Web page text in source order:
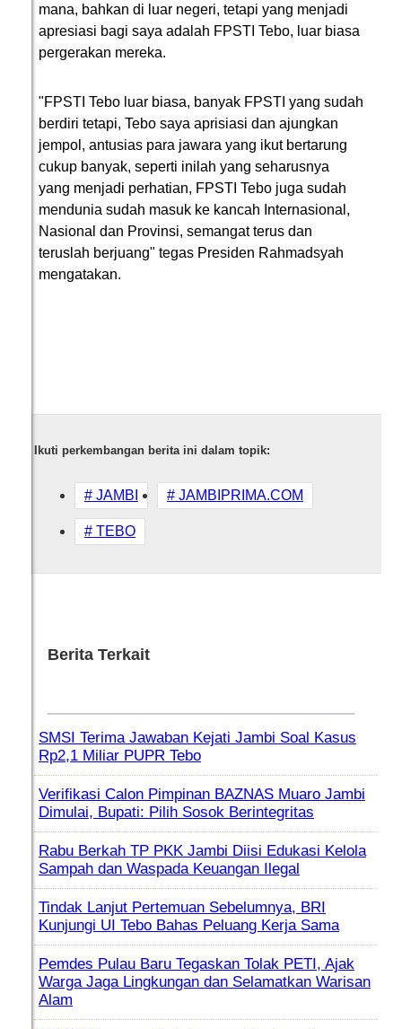
mana, bahkan di luar negeri, tetapi yang menjadi
apresiasi bagi saya adalah FPSTI Tebo, luar biasa
pergerakan mereka.
"FPSTI Tebo luar biasa, banyak FPSTI yang sudah
berdiri tetapi, Tebo saya aprisiasi dan ajungkan
jempol, antusias para jawara yang ikut bertarung
cukup banyak, seperti inilah yang seharusnya
yang menjadi perhatian, FPSTI Tebo juga sudah
mendunia sudah masuk ke kancah Internasional,
Nasional dan Provinsi, semangat terus dan
teruslah berjuang" tegas Presiden Rahmadsyah
mengatakan.
Ikuti perkembangan berita ini dalam topik:
# JAMBI # JAMBIPRIMA.COM
# TEBO
Berita Terkait
SMSI Terima Jawaban Kejati Jambi Soal Kasus
Rp2,1 Miliar PUPR Tebo
Verifikasi Calon Pimpinan BAZNAS Muaro Jambi
Dimulai, Bupati: Pilih Sosok Berintegritas
Rabu Berkah TP PKK Jambi Diisi Edukasi Kelola
Sampah dan Waspada Keuangan Ilegal
Tindak Lanjut Pertemuan Sebelumnya, BRI
Kunjungi UI Tebo Bahas Peluang Kerja Sama
Pemdes Pulau Baru Tegaskan Tolak PETI, Ajak
Warga Jaga Lingkungan dan Selamatkan Warisan
Alam